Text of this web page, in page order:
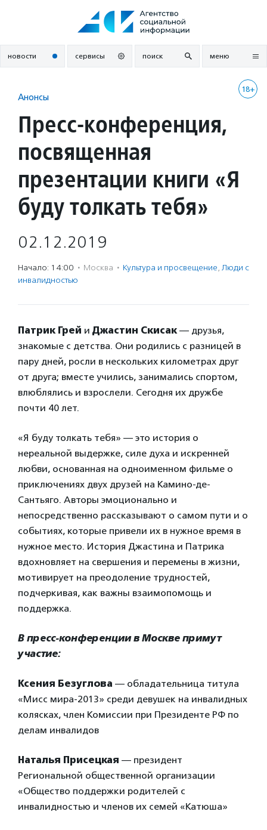
новости сервисы поиск меню
18+
Анонсы
Пресс-конференция,
посвященная
презентации книги «Я
буду толкать тебя»
02.12.2019
Начало: 14:00 · Москва · Культура и просвещение, Люди с
инвалидностью
Патрик Грей и Джастин Скисак— друзья,
знакомые с детства. Они родились с разницей в
пару дней, росли в нескольких километрах друг
от друга; вместе учились, занимались спортом,
влюблялись и взрослели. Сегодня их дружбе
почти 40 лет.
«Я буду толкать тебя» — это история о
нереальной выдержке, силе духа и искренней
любви, основанная на одноименном фильме о
приключениях двух друзей на Камино-де-
Сантьяго. Авторы эмоционально и
непосредственно рассказывают о самом пути и о
событиях, которые привели их в нужное время в
нужное место. История Джастина и Патрика
вдохновляет на свершения и перемены в жизни,
мотивирует на преодоление трудностей,
подчеркивая, как важны взаимопомощь и
поддержка.
В пресс-конференции в Москве примут
участие:
Ксения Безуглова — обладательница титула
«Мисс мира-2013» среди девушек на инвалидных
колясках, член Комиссии при Президенте РФ по
делам инвалидов
Наталья Присецкая — президент
Региональной общественной организации
«Общество поддержки родителей с
инвалидностью и членов их семей «Катюша»